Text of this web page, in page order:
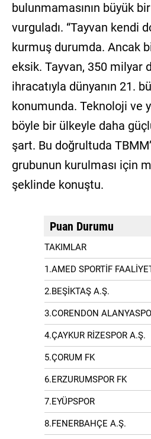
bulunmamasının büyük
vurguladı. “Tayvan kendi
kurmuş durumda. Ancak
eksik. Tayvan, 350 milyar
ihracatıyla dünyanın 21.
konumunda. Teknoloji ve
böyle bir ülkeyle daha
şart. Bu doğrultuda
grubunun kurulması için
şeklinde konuştu.
Puan Durumu
TAKIMLAR
1.AMED SPORTİF
2.BEŞİKTAŞ A.Ş.
3.CORENDON
4.ÇAYKUR RİZESPOR A.Ş.
5.ÇORUM FK
6.ERZURUMSPOR FK
7.EYÜPSPOR
8.FENERBAHÇE A.Ş.